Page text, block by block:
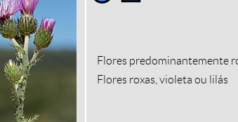
Flores predominantemente
Flores roxas, violeta ou lilás